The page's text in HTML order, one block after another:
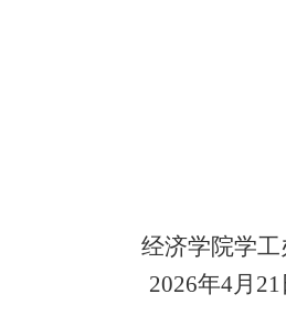
经济学院学工
2026年4月 21